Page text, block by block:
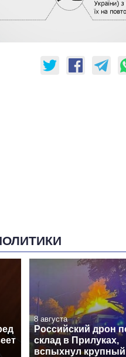
8 августа
Российский дрон
склад в Прилуках,
вспыхнул